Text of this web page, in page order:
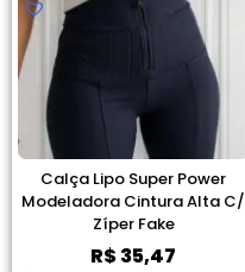
Calça Lipo Super Power
Modeladora Cintura Alta C/
Zíper Fake
R$35,47